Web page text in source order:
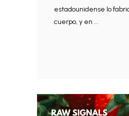
estadounidense lo
cuerpo, y en ...